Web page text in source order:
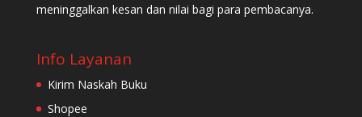
meninggalkan kesan dan nilai bagi para pembacanya.
Info Layanan
Kirim Naskah Buku
Shopee